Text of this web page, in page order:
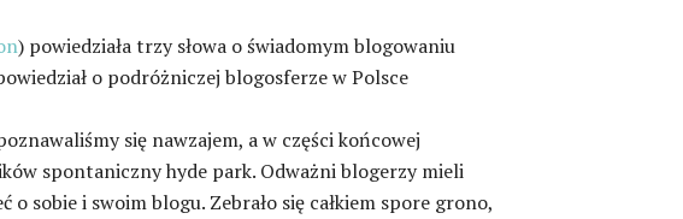
) powiedziała trzy słowa o świadomym blogowaniu
o podróżniczej blogosferze w Polsce
się nawzajem, a w części końcowej
spontaniczny hyde park. Odważni blogerzy mieli
o sobie i swoim blogu. Zebrało się całkiem spore grono,